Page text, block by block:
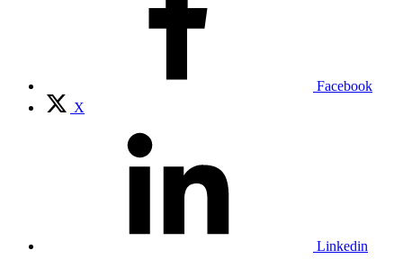
Facebook
X
Linkedin